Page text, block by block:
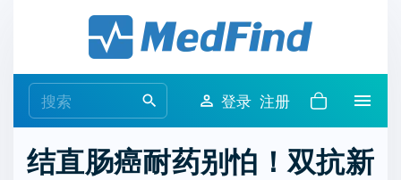
e
r
登录 注册
结直肠癌耐药别怕！双抗新